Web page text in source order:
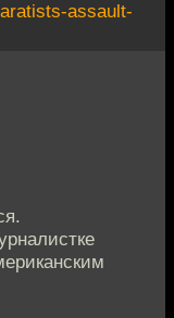
assault-